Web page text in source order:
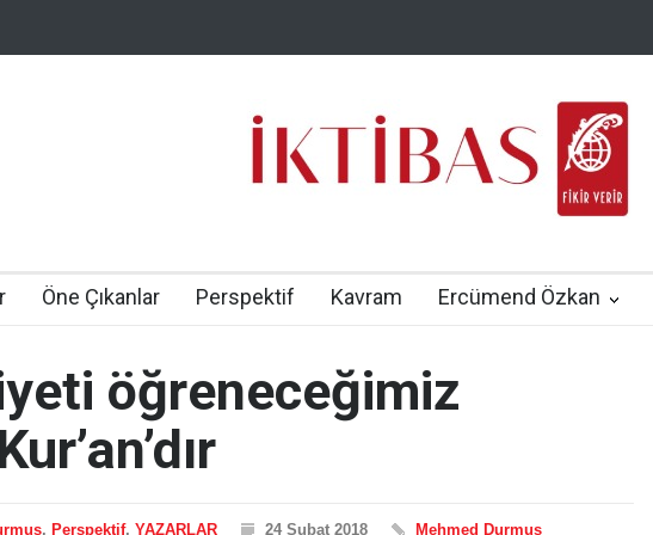
Öne Çıkanlar Perspektif Kavram Ercümend Özkan
öğreneceğimiz
, Perspektif, YAZARLAR 24 Şubat 2018 Mehmed Durmuş